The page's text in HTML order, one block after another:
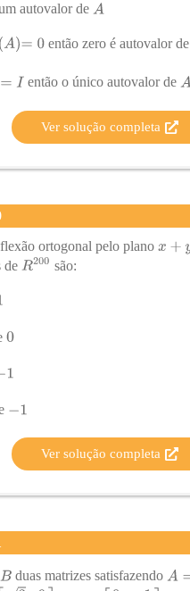
autovalor de
então zero é autovalor de
então o único autovalor de
Ver solução completa
ortogonal pelo plano
de
são:
Ver solução completa
duas matrizes satisfazendo